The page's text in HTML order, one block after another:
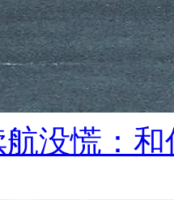
没慌：